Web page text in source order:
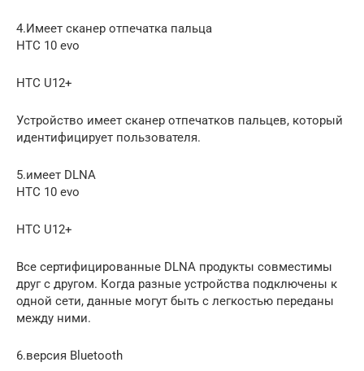
4.Имеет сканер отпечатка пальца
HTC 10 evo
HTC U12+
Устройство имеет сканер отпечатков пальцев, который
идентифицирует пользователя.
5.имеет DLNA
HTC 10 evo
HTC U12+
Все сертифицированные DLNA продукты совместимы
друг с другом. Когда разные устройства подключены к
одной сети, данные могут быть с легкостью переданы
между ними.
6.версия Bluetooth